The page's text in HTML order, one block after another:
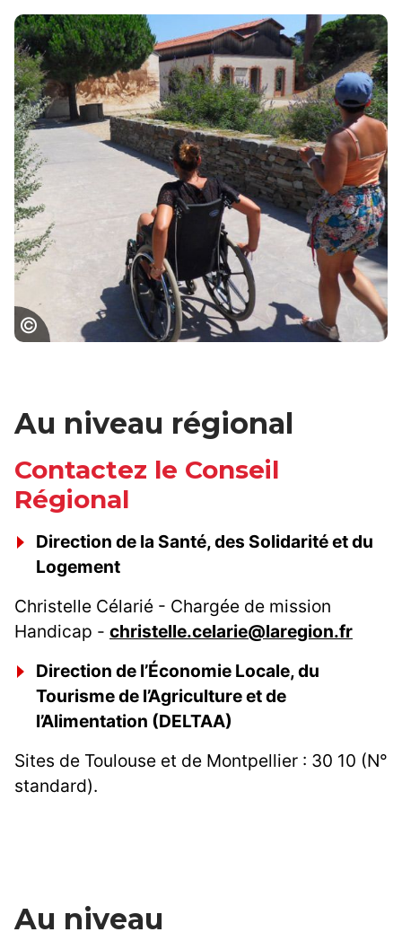
Au niveau régional
Contactez le Conseil
Régional
Direction de la Santé, des Solidarité et du
Logement
Christelle Célarié - Chargée de mission
Handicap - christelle.celarie@laregion.fr
Direction de l’Économie Locale, du
Tourisme de l’Agriculture et de
l’Alimentation (DELTAA)
Sites de Toulouse et de Montpellier : 30 10 (N°
standard).
Au niveau